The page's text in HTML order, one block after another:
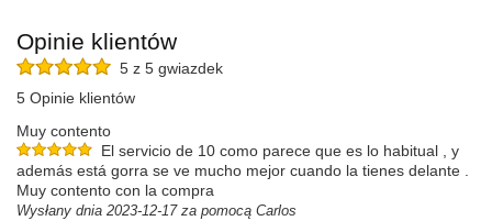
Opinie klientów
5 z 5 gwiazdek
5 Opinie klientów
Muy contento
El servicio de 10 como parece que es lo habitual , y
además está gorra se ve mucho mejor cuando la tienes delante .
Muy contento con la compra
Wysłany dnia 2023-12-17 za pomocą Carlos